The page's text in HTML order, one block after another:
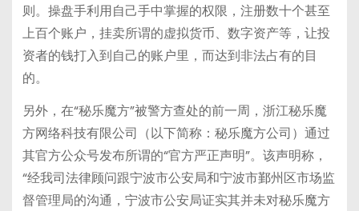
则。操盘手利用自己手中掌握的权限，注册数十个甚至
上百个账户，挂卖所谓的虚拟货币、数字资产等，让投
资者的钱打入到自己的账户里，而达到非法占有的目
的。
另外，在“秘乐魔方”被警方查处的前一周，浙江秘乐魔
方网络科技有限公司（以下简称：秘乐魔方公司）通过
其官方公众号发布所谓的“官方严正声明”。该声明称，
“经我司法律顾问跟宁波市公安局和宁波市鄞州区市场监
督管理局的沟通，宁波市公安局证实其并未对秘乐魔方